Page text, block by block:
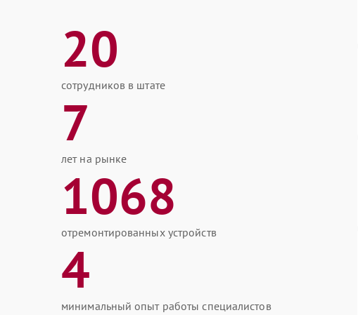
20
сотрудников в штате
7
лет на рынке
1068
отремонтированных устройств
4
минимальный опыт работы специалистов